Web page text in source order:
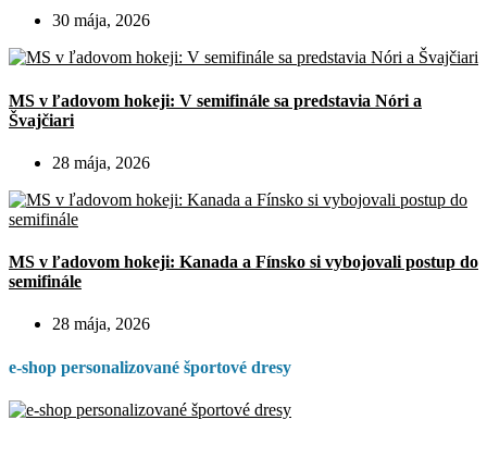
30 mája, 2026
MS v ľadovom hokeji: V semifinále sa predstavia Nóri a
Švajčiari
28 mája, 2026
MS v ľadovom hokeji: Kanada a Fínsko si vybojovali postup do
semifinále
28 mája, 2026
e-shop personalizované športové dresy